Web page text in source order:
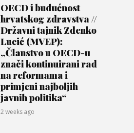
OECD i budućnost
hrvatskog zdravstva //
Državni tajnik Zdenko
Lucić (MVEP):
„Članstvo u OECD-u
znači kontinuirani rad
na reformama i
primjeni najboljih
javnih politika“
2 weeks ago